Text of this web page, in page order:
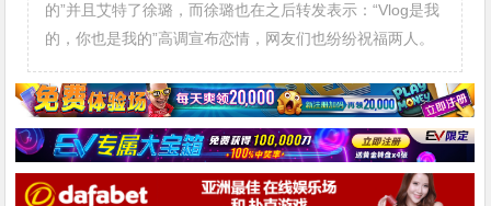
的”并且艾特了徐璐，而徐璐也在之后转发表示：“Vlog是我
的，你也是我的”高调宣布恋情，网友们也纷纷祝福两人。